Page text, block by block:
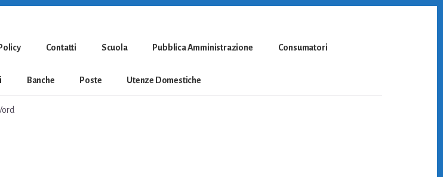
Contatti Scuola Pubblica Amministrazione Consumatori
Banche Poste Utenze Domestiche